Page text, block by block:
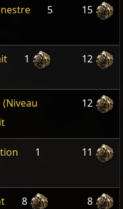
5
15
1
12
12
1
11
8
8